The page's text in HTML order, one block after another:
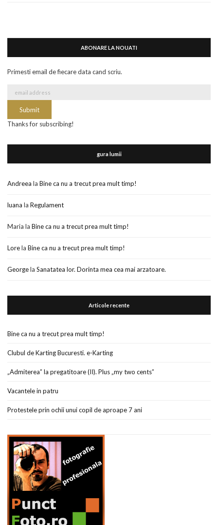
ABONARE LA NOUATI
Primesti email de fiecare data cand scriu.
Thanks for subscribing!
gura lumii
Andreea la Bine ca nu a trecut prea mult timp!
luana la Regulament
Maria la Bine ca nu a trecut prea mult timp!
Lorela Bine ca nu a trecut prea mult timp!
Georgela Sanatatea lor. Dorinta mea cea mai arzatoare.
Articole recente
Bine ca nu a trecut prea mult timp!
Clubul de Karting Bucuresti. e-Karting
„Admiterea” la pregatitoare (II). Plus „my two cents”
Vacantele in patru
Protestele prin ochii unui copil de aproape 7 ani